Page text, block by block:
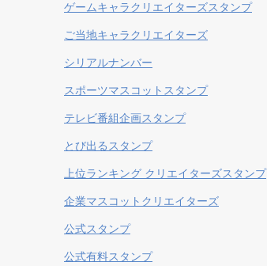
ゲームキャラクリエイターズスタンプ
ご当地キャラクリエイターズ
シリアルナンバー
スポーツマスコットスタンプ
テレビ番組企画スタンプ
とび出るスタンプ
上位ランキング クリエイターズスタンプ
企業マスコットクリエイターズ
公式スタンプ
公式有料スタンプ